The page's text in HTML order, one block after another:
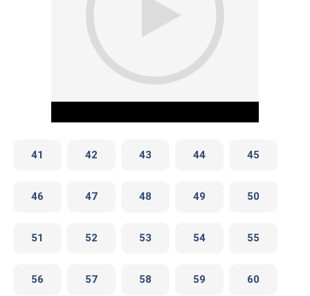
Play Video
41 42 43 44 45
46 47 48 49 50
51 52 53 54 55
56 57 58 59 60